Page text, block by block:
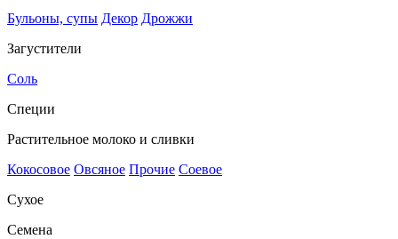
Бульоны, супы Декор Дрожжи
Загустители
Соль
Специи
Растительное молоко и сливки
Кокосовое Овсяное Прочие Соевое
Сухое
Семена